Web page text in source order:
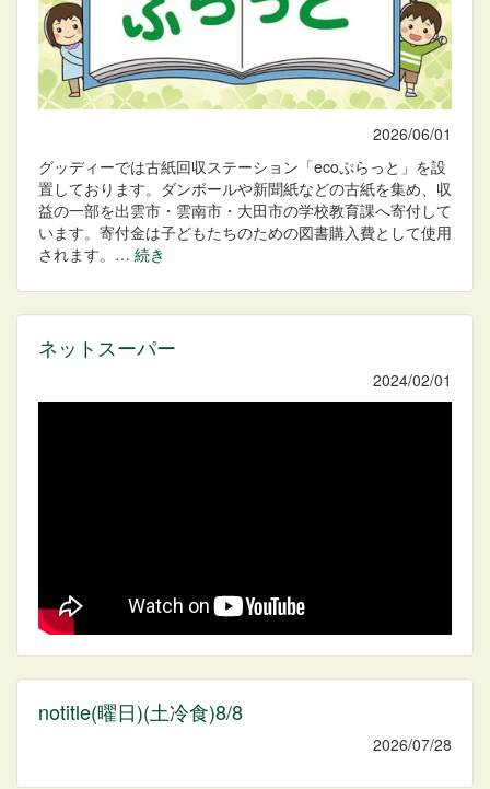
2026/06/01
グッディーでは古紙回収ステーション「ecoぷらっと」を設
置しております。ダンボールや新聞紙などの古紙を集め、収
益の一部を出雲市・雲南市・大田市の学校教育課へ寄付して
います。寄付金は子どもたちのための図書購入費として使用
されます。… 続き
ネットスーパー
2024/02/01
notitle(曜日)(土冷食)8/8
2026/07/28